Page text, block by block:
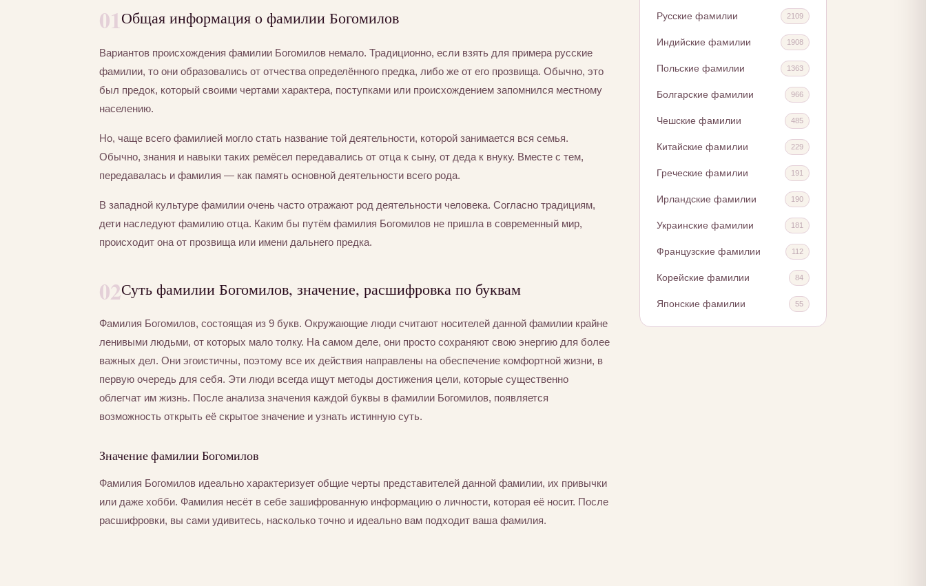
01Общая информация о фамилии Богомилов
Вариантов происхождения фамилии Богомилов немало. Традиционно, если взять для примера русские
фамилии, то они образовались от отчества определённого предка, либо же от его прозвища. Обычно, это
был предок, который своими чертами характера, поступками или происхождением запомнился местному
населению.
Но, чаще всего фамилией могло стать название той деятельности, которой занимается вся семья.
Обычно, знания и навыки таких ремёсел передавались от отца к сыну, от деда к внуку. Вместе с тем,
передавалась и фамилия — как память основной деятельности всего рода.
В западной культуре фамилии очень часто отражают род деятельности человека. Согласно традициям,
дети наследуют фамилию отца. Каким бы путём фамилия Богомилов не пришла в современный мир,
происходит она от прозвища или имени дальнего предка.
02Суть фамилии Богомилов, значение, расшифровка по буквам
Фамилия Богомилов, состоящая из 9 букв. Окружающие люди считают носителей данной фамилии крайне
ленивыми людьми, от которых мало толку. На самом деле, они просто сохраняют свою энергию для более
важных дел. Они эгоистичны, поэтому все их действия направлены на обеспечение комфортной жизни, в
первую очередь для себя. Эти люди всегда ищут методы достижения цели, которые существенно
облегчат им жизнь. После анализа значения каждой буквы в фамилии Богомилов, появляется
возможность открыть её скрытое значение и узнать истинную суть.
Значение фамилии Богомилов
Фамилия Богомилов идеально характеризует общие черты представителей данной фамилии, их привычки
или даже хобби. Фамилия несёт в себе зашифрованную информацию о личности, которая её носит. После
расшифровки, вы сами удивитесь, насколько точно и идеально вам подходит ваша фамилия.
Русские фамилии 2109
Индийские фамилии 1908
Польские фамилии 1363
Болгарские фамилии 966
Чешские фамилии 485
Китайские фамилии 229
Греческие фамилии 191
Ирландские фамилии 190
Украинские фамилии 181
Французские фамилии 112
Корейские фамилии 84
Японские фамилии 55